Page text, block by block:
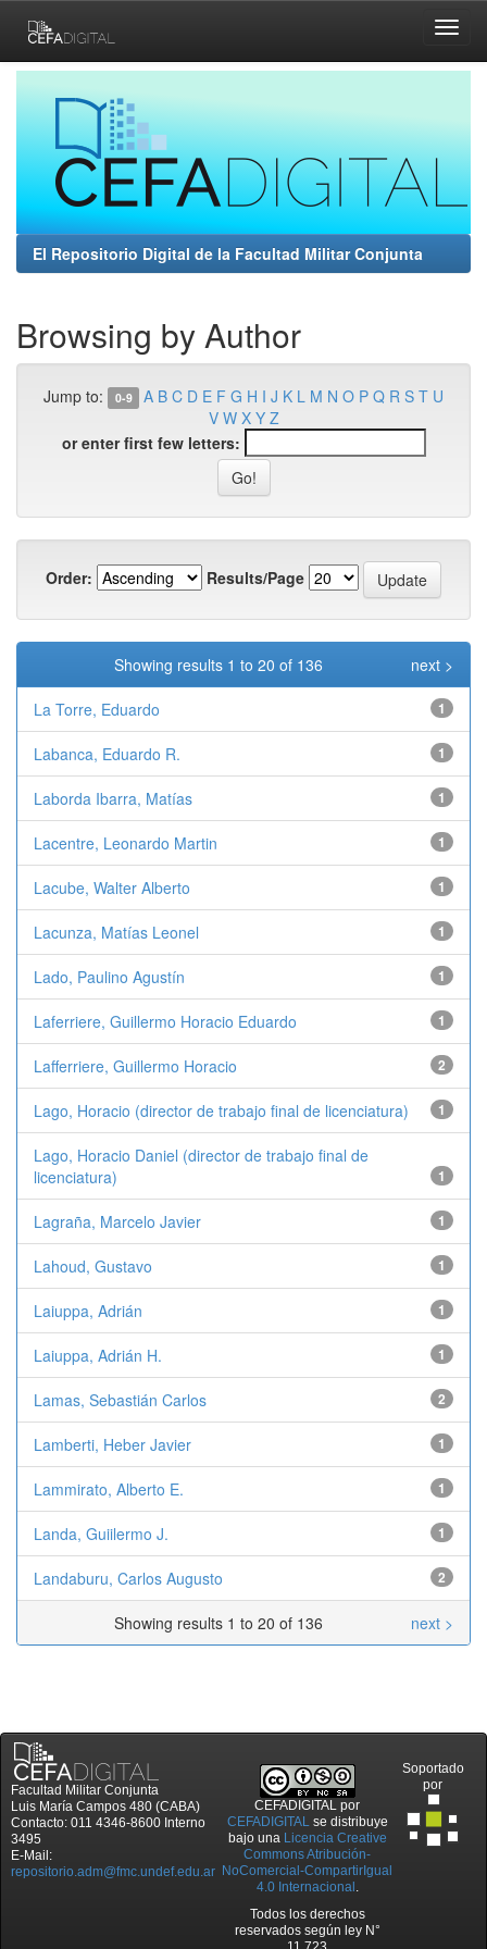
navigation
El Repositorio Digital de la Facultad Militar Conjunta
Browsing by Author
Jump to: 0-9 A B C D E F G H I J K L M N O P Q R S T U
V W X Y Z
or enter first few letters:
Order: Results/Page
Showing results 1 to 20 of 136 next >
La Torre, Eduardo 1
Labanca, Eduardo R. 1
Laborda Ibarra, Matías 1
Lacentre, Leonardo Martin 1
Lacube, Walter Alberto 1
Lacunza, Matías Leonel 1
Lado, Paulino Agustín 1
Laferriere, Guillermo Horacio Eduardo 1
Lafferriere, Guillermo Horacio 2
Lago, Horacio (director de trabajo final de licenciatura) 1
Lago, Horacio Daniel (director de trabajo final de
licenciatura)
1
Lagraña, Marcelo Javier 1
Lahoud, Gustavo 1
Laiuppa, Adrián 1
Laiuppa, Adrián H. 1
Lamas, Sebastián Carlos 2
Lamberti, Heber Javier 1
Lammirato, Alberto E. 1
Landa, Guiilermo J. 1
Landaburu, Carlos Augusto 2
Showing results 1 to 20 of 136 next >
Facultad Militar Conjunta
Luis María Campos 480 (CABA)
Contacto: 011 4346-8600 Interno
3495
E-Mail:
repositorio.adm@fmc.undef.edu.ar
CEFADIGITAL por
CEFADIGITALse distribuye
bajo una Licencia Creative
Commons Atribución-
NoComercial-CompartirIgual
4.0 Internacional .
Todos los derechos
reservados según ley N°
Soportado
por